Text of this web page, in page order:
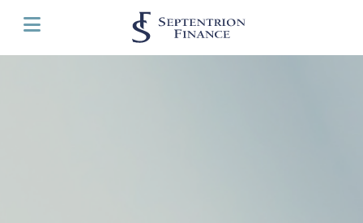
Panneau de gestion des cookies